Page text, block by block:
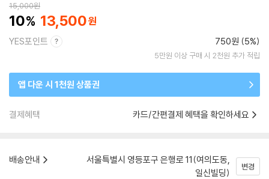
15,000원
10 13,500
YES포인트 750원 (5%)
5만원 이상 구매 시 2천원 추가 적립
앱 다운 시 1천원 상품권
결제혜택 카드/간편결제 혜택을 확인하세요
배송안내
서울특별시 영등포구 은행로 11(여의도동,
일신빌딩)
변경